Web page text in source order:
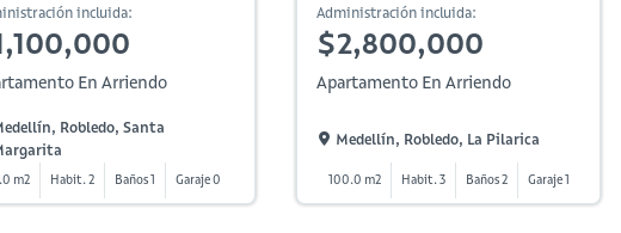
incluida:
En Arriendo
Robledo, Santa
m2 Habit. 2 Baños 1 Garaje 0
Administración incluida:
$2,800,000
Apartamento En Arriendo
Medellín, Robledo, La Pilarica
100.0 m2 Habit. 3 Baños 2 Garaje 1